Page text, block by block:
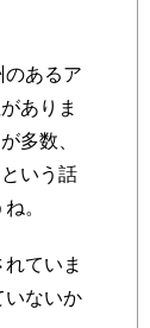
のあるア
ありま
多数、
いう話
。
ていま
いないか